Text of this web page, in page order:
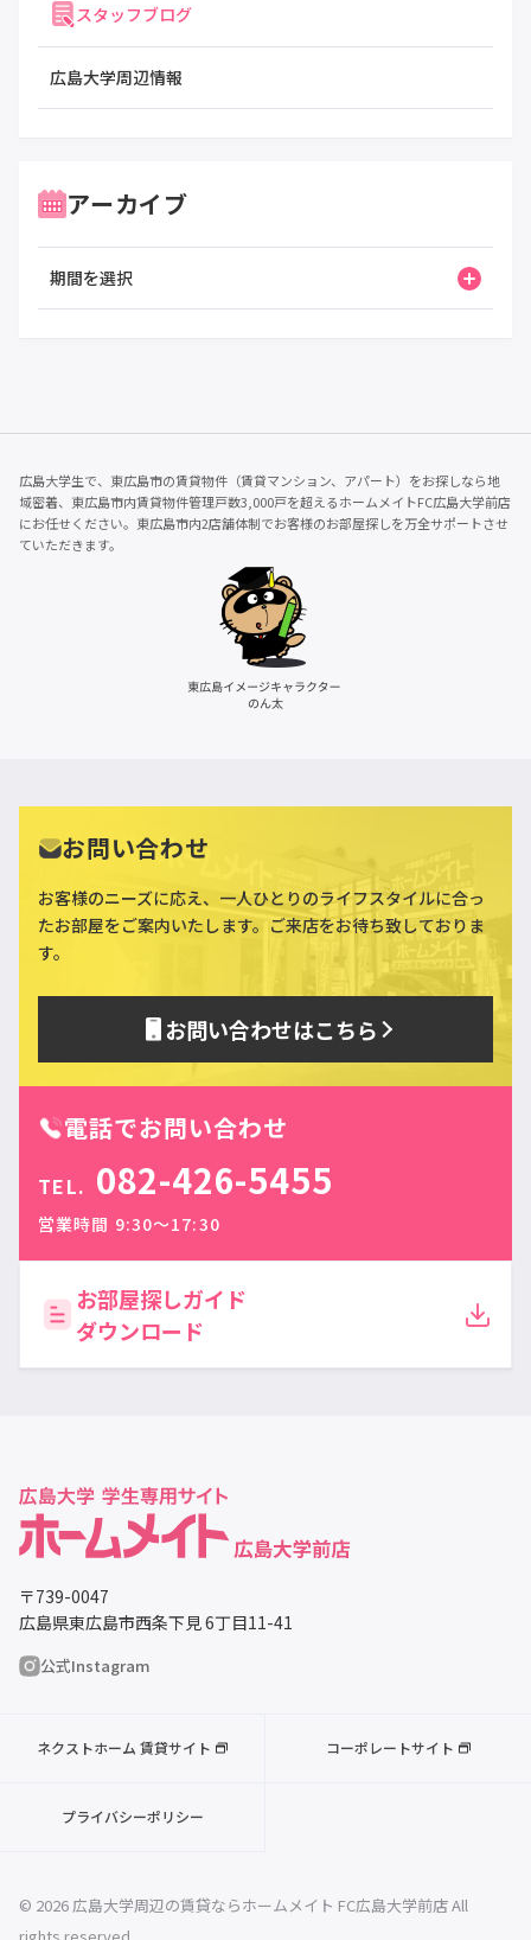
スタッフブログ
広島大学周辺情報
アーカイブ
期間を選択
広島大学生で、東広島市の賃貸物件（賃貸マンション、アパート）をお探しなら地
域密着、東広島市内賃貸物件管理戸数3,000戸を超えるホームメイトFC広島大学前店
にお任せください。東広島市内2店舗体制でお客様のお部屋探しを万全サポートさせ
ていただきます。
お問い合わせ
お客様のニーズに応え、一人ひとりのライフスタイルに合っ
たお部屋をご案内いたします。ご来店をお待ち致しておりま
す。
お問い合わせはこちら
電話でお問い合わせ
TEL. 082-426-5455
営業時間 9:30〜17:30
お部屋探しガイド
ダウンロード
〒739-0047
広島県東広島市西条下見 6丁目11-41
公式Instagram
ネクストホーム 賃貸サイト コーポレートサイト
プライバシーポリシー
© 2026 広島大学周辺の賃貸ならホームメイト FC広島大学前店 All
rights reserved.